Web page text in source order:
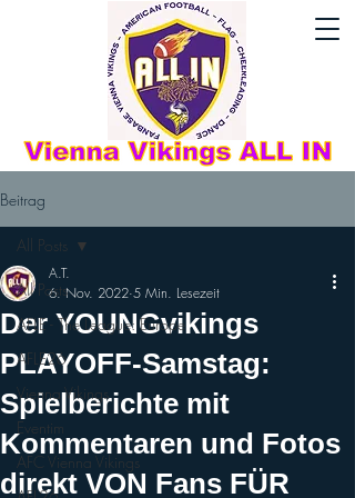
Beitrag
All Posts
AFLE - The League: Europe
AFLE26
Vienna Vikings
Eventim
AFC Vienna Vikings
All Posts
Der YOUNGvikings
PLAYOFF-Samstag:
Spielberichte mit
Kommentaren und Fotos
direkt VON Fans FÜR
A.T.
6. Nov. 2022 5 Min. Lesezeit